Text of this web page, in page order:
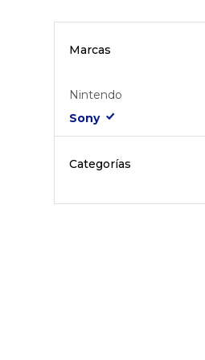
Marcas
Nintendo
Sony
Categorías